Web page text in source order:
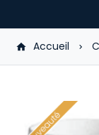
Accueil